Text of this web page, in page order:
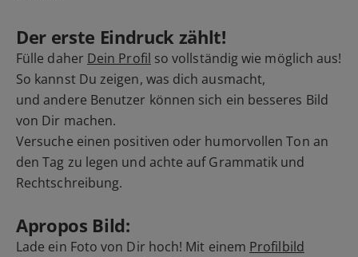
Der erste Eindruck zählt!
Fülle daher Dein Profil so vollständig wie möglich aus!
So kannst Du zeigen, was dich ausmacht,
und andere Benutzer können sich ein besseres Bild
von Dir machen.
Versuche einen positiven oder humorvollen Ton an
den Tag zu legen und achte auf Grammatik und
Rechtschreibung.
Apropos Bild:
Lade ein Foto von Dir hoch! Mit einem Profilbild